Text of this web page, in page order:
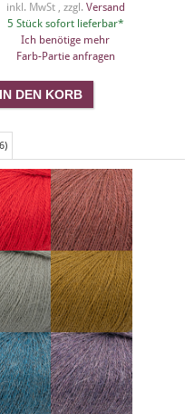
inkl. MwSt , zzgl. Versand
5 Stück sofort lieferbar*
Ich benötige mehr
Farb-Partie anfragen